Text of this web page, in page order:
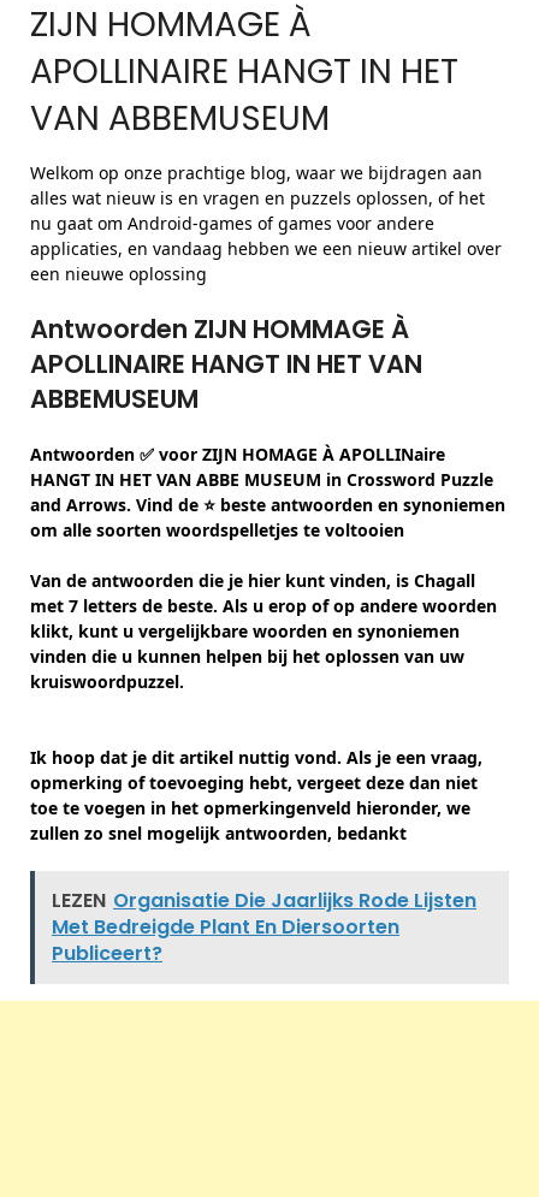
ZIJN HOMMAGE À
APOLLINAIRE HANGT IN HET
VAN ABBEMUSEUM
Welkom op onze prachtige blog, waar we bijdragen aan
alles wat nieuw is en vragen en puzzels oplossen, of het
nu gaat om Android-games of games voor andere
applicaties, en vandaag hebben we een nieuw artikel over
een nieuwe oplossing
Antwoorden ZIJN HOMMAGE À
APOLLINAIRE HANGT IN HET VAN
ABBEMUSEUM
Antwoorden ✅ voor ZIJN HOMAGE À APOLLINaire
HANGT IN HET VAN ABBE MUSEUM in Crossword Puzzle
and Arrows. Vind de ⭐ beste antwoorden en synoniemen
om alle soorten woordspelletjes te voltooien
Van de antwoorden die je hier kunt vinden, is Chagall
met 7 letters de beste. Als u erop of op andere woorden
klikt, kunt u vergelijkbare woorden en synoniemen
vinden die u kunnen helpen bij het oplossen van uw
kruiswoordpuzzel.
Ik hoop dat je dit artikel nuttig vond. Als je een vraag,
opmerking of toevoeging hebt, vergeet deze dan niet
toe te voegen in het opmerkingenveld hieronder, we
zullen zo snel mogelijk antwoorden, bedankt
LEZEN Organisatie Die Jaarlijks Rode Lijsten
Met Bedreigde Plant En Diersoorten
Publiceert?